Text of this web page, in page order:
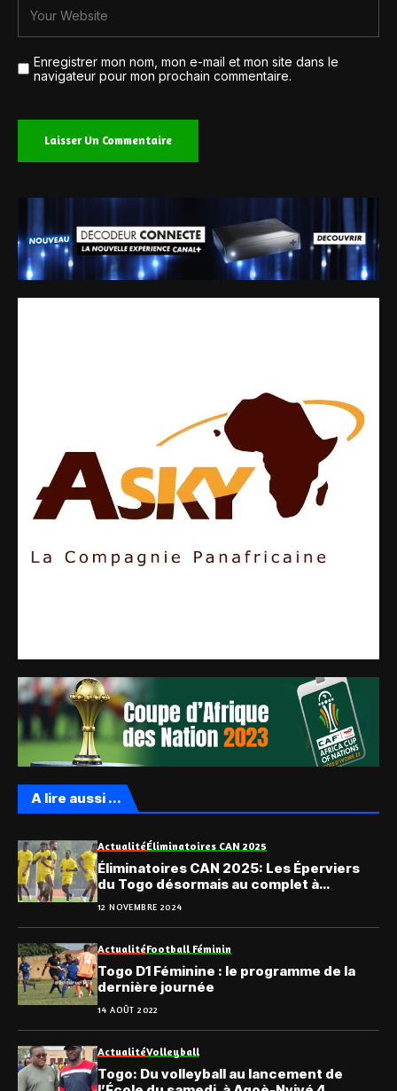
Enregistrer mon nom, mon e-mail et mon site dans le
navigateur pour mon prochain commentaire.
A lire aussi ...
ActualitéÉliminatoires CAN 2025
Éliminatoires CAN 2025: Les Éperviers
du Togo désormais au complet à
Monrovia
12 NOVEMBRE 2024
ActualitéFootball Féminin
Togo D1 Féminine : le programme de la
dernière journée
14 AOÛT 2022
ActualitéVolleyball
Togo: Du volleyball au lancement de